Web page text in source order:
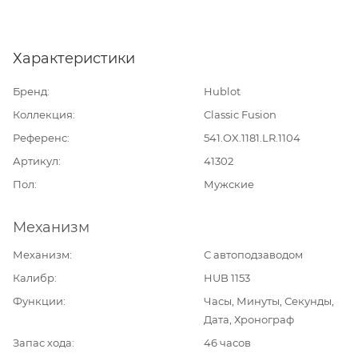
Характеристики
Бренд
Hublot
Коллекция
Classic Fusion
Референс
541.OX.1181.LR.1104
Артикул
41302
Пол
Мужские
Механизм
Механизм
С автоподзаводом
Калибр
HUB 1153
Функции
Часы, Минуты, Секунды,
Дата, Хронограф
Запас хода
46 часов